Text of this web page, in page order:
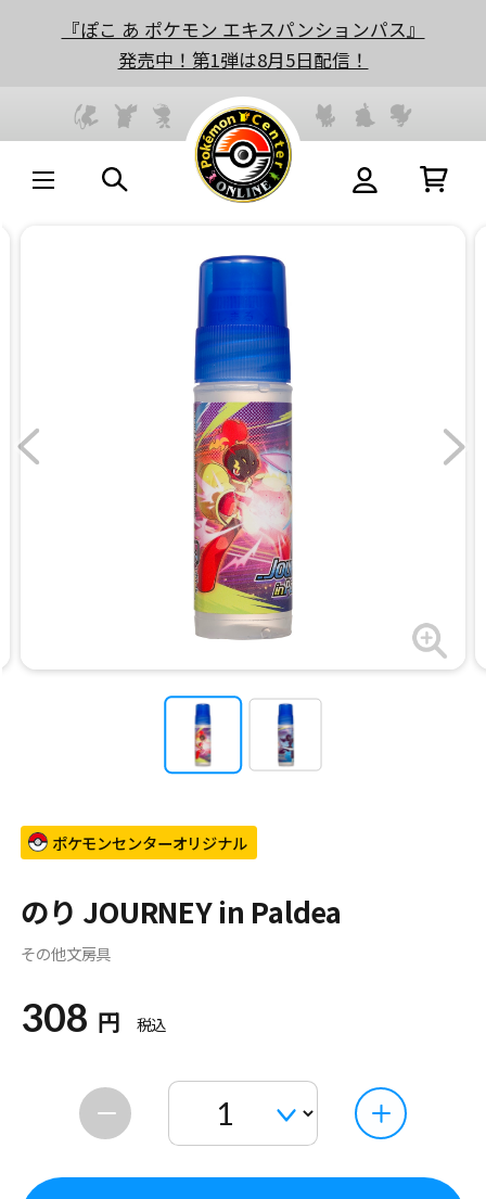
『ぽこ あ ポケモン エキスパンションパス』
発売中！第1弾は8月5日配信！
ポケモンセンターオリジナル
のり JOURNEY in Paldea
その他文房具
308 円 税込